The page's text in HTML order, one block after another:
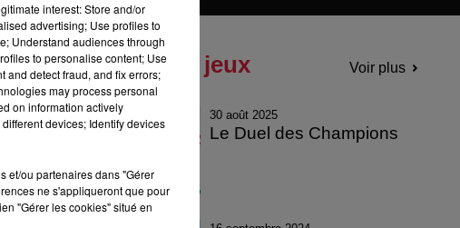
Tous les jeux Voir plus
30 août 2025
Le Duel des Champions
interest: Store and/or
advertising; Use profiles to
Understand audiences through
to personalise content; Use
and detect fraud, and fix errors;
may process personal
on information actively
devices; Identify devices
et/ou partenaires dans "Gérer
ne s'appliqueront que pour
"Gérer les cookies" situé en